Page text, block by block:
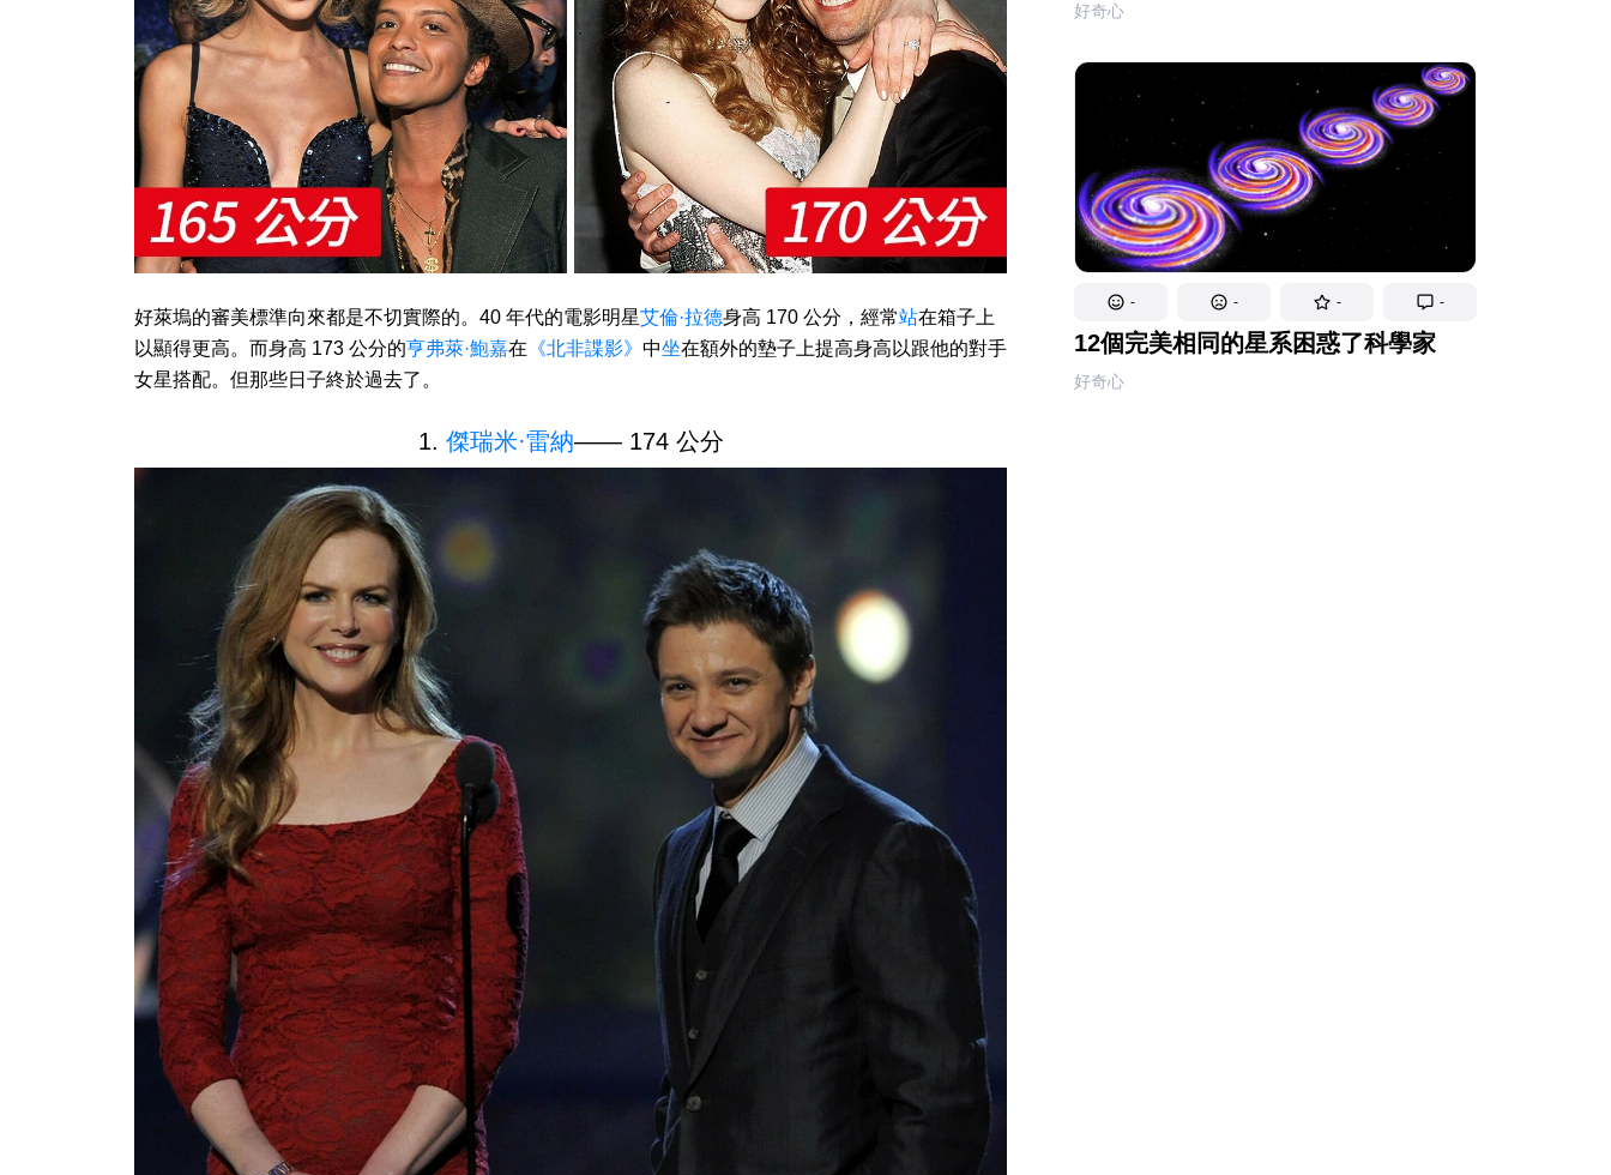
好奇心
- - - -
12個完美相同的星系困惑了科學家
好奇心
好萊塢的審美標準向來都是不切實際的。40 年代的電影明星艾倫·拉德身高 170 公分，經常站在箱子上
以顯得更高。而身高 173 公分的亨弗萊·鮑嘉在 《北非諜影》 中坐在額外的墊子上提高身高以跟他的對手
女星搭配。但那些日子終於過去了。
1. 傑瑞米·雷納—— 174 公分